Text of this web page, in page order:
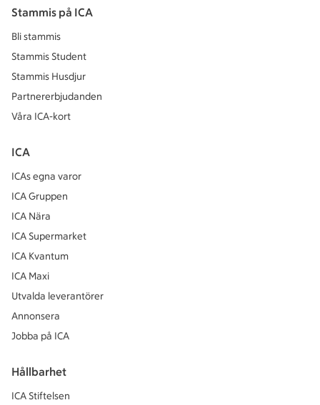
Stammis på ICA
Bli stammis
Stammis Student
Stammis Husdjur
Partnererbjudanden
Våra ICA-kort
ICA
ICAs egna varor
ICA Gruppen
ICA Nära
ICA Supermarket
ICA Kvantum
ICA Maxi
Utvalda leverantörer
Annonsera
Jobba på ICA
Hållbarhet
ICA Stiftelsen